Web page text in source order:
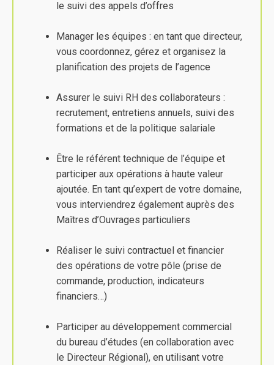
le suivi des appels d’offres
Manager les équipes : en tant que directeur,
vous coordonnez, gérez et organisez la
planification des projets de l’agence
Assurer le suivi RH des collaborateurs :
recrutement, entretiens annuels, suivi des
formations et de la politique salariale
Être le référent technique de l’équipe et
participer aux opérations à haute valeur
ajoutée. En tant qu’expert de votre domaine,
vous interviendrez également auprès des
Maîtres d’Ouvrages particuliers
Réaliser le suivi contractuel et financier
des opérations de votre pôle (prise de
commande, production, indicateurs
financiers…)
Participer au développement commercial
du bureau d’études (en collaboration avec
le Directeur Régional), en utilisant votre